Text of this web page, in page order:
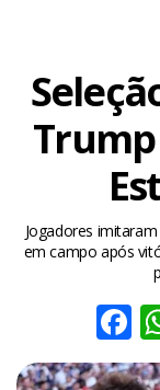
Jogadores
em campo após